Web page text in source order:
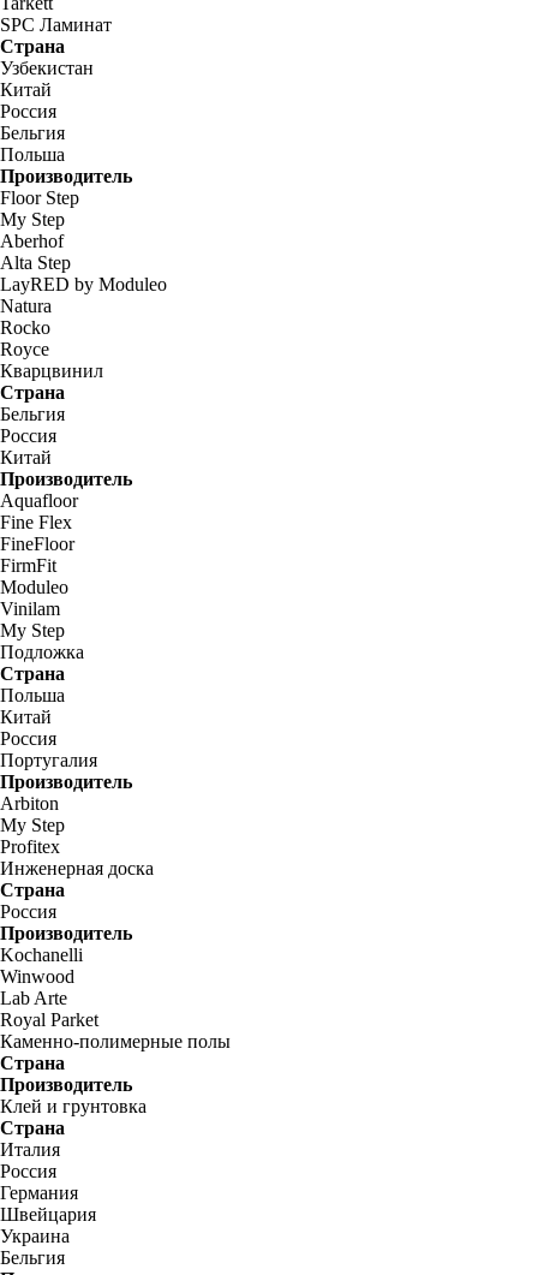
SPC Ламинат
Страна
Узбекистан
Китай
Россия
Бельгия
Польша
Производитель
Floor Step
My Step
Aberhof
Alta Step
LayRED by Moduleo
Natura
Rocko
Royce
Кварцвинил
Страна
Бельгия
Россия
Китай
Производитель
Aquafloor
Fine Flex
FineFloor
FirmFit
Moduleo
Vinilam
My Step
Подложка
Страна
Польша
Китай
Россия
Португалия
Производитель
Arbiton
My Step
Profitex
Инженерная доска
Страна
Россия
Производитель
Kochanelli
Winwood
Lab Arte
Royal Parket
Каменно-полимерные полы
Страна
Производитель
Клей и грунтовка
Страна
Италия
Россия
Германия
Швейцария
Украина
Бельгия